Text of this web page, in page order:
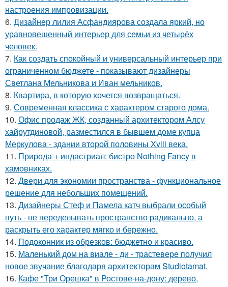
настроения импровизации.
6. Дизайнер лилия Асфандиярова создала яркий, но
уравновешенный интерьер для семьи из четырёх
человек.
7. Как создать спокойный и универсальный интерьер при
ограниченном бюджете - показывают дизайнеры
Светлана Мельникова и Иван мельников.
8. Квартира, в которую хочется возвращаться.
9. Современная классика с характером старого дома.
10. Офис продаж ЖК, созданный архитектором Алсу
хайрутдиновой, разместился в бывшем доме купца
Меркулова - здании второй половины Xviii века.
11. Природа + индастриал: бистро Nothing Fancy в
хамовниках.
12. Двери для экономии пространства - функциональное
решение для небольших помещений.
13. Дизайнеры Стеф и Памела катч выбрали особый
путь - не переделывать пространство радикально, а
раскрыть его характер мягко и бережно.
14. Подоконник из обрезков: бюджетно и красиво.
15. Маленький дом на виале - ди - трастевере получил
новое звучание благодаря архитекторам Studiotamat.
16. Кафе "Три Орешка" в Ростове-на-дону: дерево,